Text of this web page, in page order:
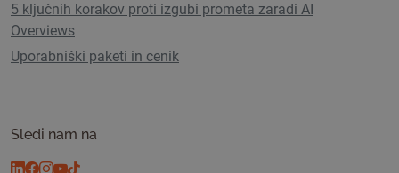
5 ključnih korakov proti izgubi prometa zaradi AI
Overviews
Uporabniški paketi in cenik
Sledi nam na